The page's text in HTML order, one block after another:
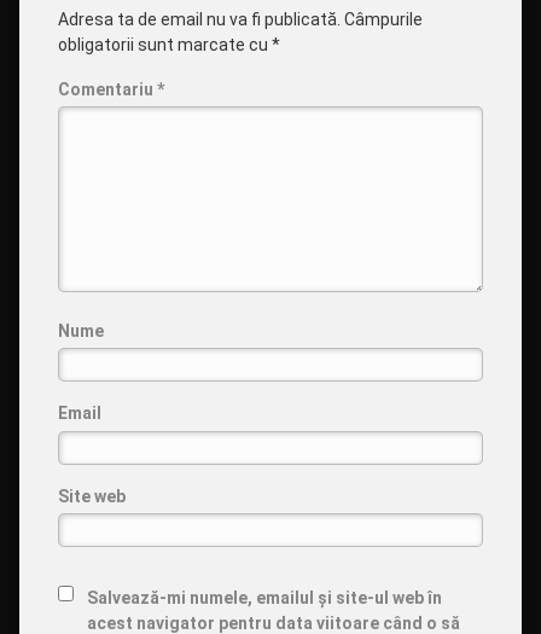
Adresa ta de email nu va fi publicată. Câmpurile
obligatorii sunt marcate cu *
Comentariu *
Nume
Email
Site web
Salvează-mi numele, emailul și site-ul web în
acest navigator pentru data viitoare când o să